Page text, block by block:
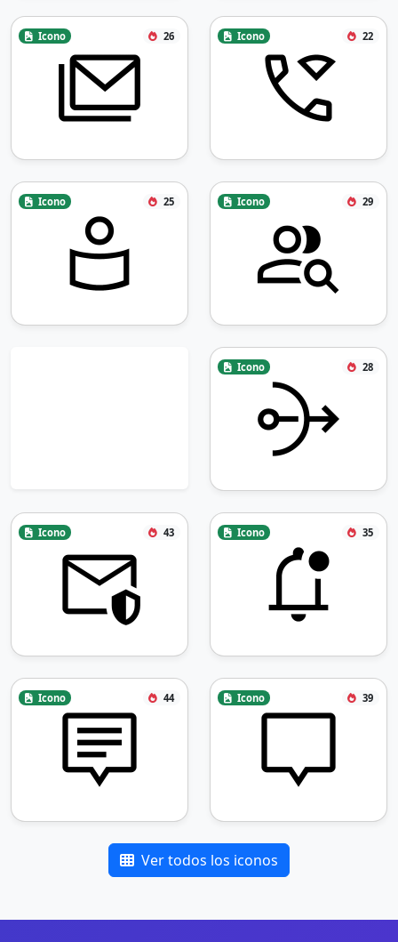
Icono 26 Icono 22
Icono 25 Icono 29
Icono 28
Icono 43 Icono 35
Icono 44 Icono 39
Ver todos los iconos